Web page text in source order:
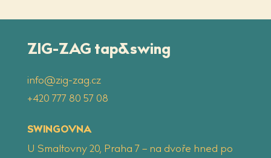
ZIG-ZAG tap&swing
info@zig-zag.cz
‭+420 777 80 57 08
SWINGOVNA
U Smaltovny 20, Praha 7 – na dvoře hned po